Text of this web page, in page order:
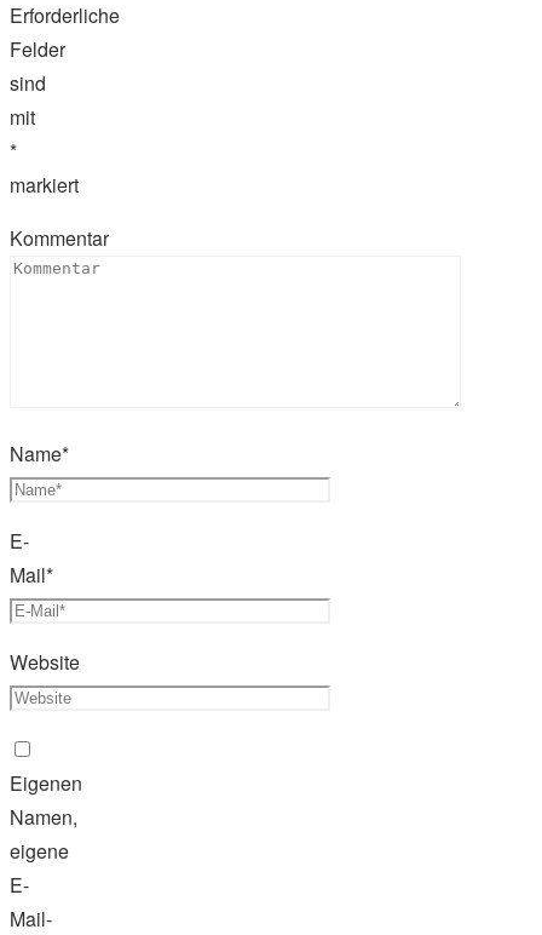
Erforderliche
Felder
sind
mit
*
markiert
Kommentar
Name*
E-
Mail*
Website
Eigenen
Namen,
eigene
E-
Mail-